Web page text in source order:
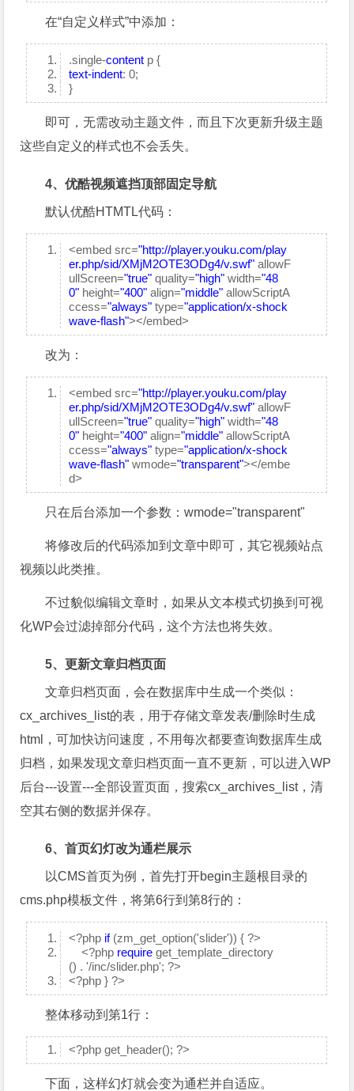
在“自定义样式”中添加：
.single-content p {
text-indent: 0;
}
即可，无需改动主题文件，而且下次更新升级主题
这些自定义的样式也不会丢失。
4、优酷视频遮挡顶部固定导航
默认优酷HTMTL代码：
<embed src="http://player.youku.com/play
er.php/sid/XMjM2OTE3ODg4/v.swf" allowF
ullScreen="true" quality="high" width="48
0" height="400" align="middle" allowScriptA
ccess="always" type="application/x-shock
wave-flash"></embed>
改为：
<embed src="http://player.youku.com/play
er.php/sid/XMjM2OTE3ODg4/v.swf" allowF
ullScreen="true" quality="high" width="48
0" height="400" align="middle" allowScriptA
ccess="always" type="application/x-shock
wave-flash" wmode="transparent"></embe
d>
只在后台添加一个参数：wmode="transparent"
将修改后的代码添加到文章中即可，其它视频站点
视频以此类推。
不过貌似编辑文章时，如果从文本模式切换到可视
化WP会过滤掉部分代码，这个方法也将失效。
5、更新文章归档页面
文章归档页面，会在数据库中生成一个类似：
cx_archives_list的表，用于存储文章发表/删除时生成
html，可加快访问速度，不用每次都要查询数据库生成
归档，如果发现文章归档页面一直不更新，可以进入WP
后台---设置---全部设置页面，搜索cx_archives_list，清
空其右侧的数据并保存。
6、首页幻灯改为通栏展示
以CMS首页为例，首先打开begin主题根目录的
cms.php模板文件，将第6行到第8行的：
<?php if(zm_get_option('slider')) { ?>
<?php require get_template_directory
() . '/inc/slider.php'; ?>
<?php } ?>
整体移动到第1行：
<?php get_header(); ?>
下面，这样幻灯就会变为通栏并自适应。